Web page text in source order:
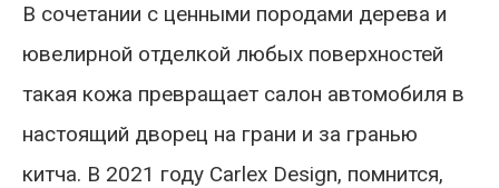
В сочетании с ценными породами дерева и
ювелирной отделкой любых поверхностей
такая кожа превращает салон автомобиля в
настоящий дворец на грани и за гранью
китча. В 2021 году Carlex Design, помнится,